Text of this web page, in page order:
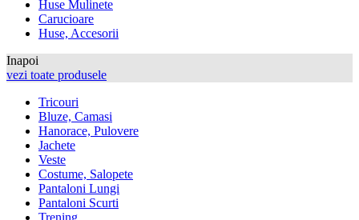
Huse Mulinete
Carucioare
Huse, Accesorii
Inapoi
vezi toate produsele
Tricouri
Bluze, Camasi
Hanorace, Pulovere
Jachete
Veste
Costume, Salopete
Pantaloni Lungi
Pantaloni Scurti
Trening